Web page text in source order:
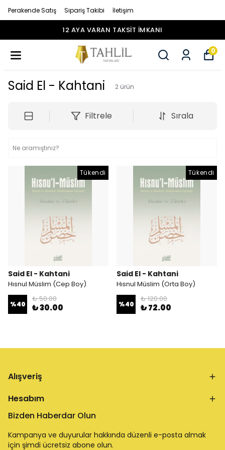
Perakende Satış Sipariş Takibi İletişim
12 AYA VARAN TAKSİT İMKANI
0
Said El - Kahtani 2 ürün
Filtrele Sırala
Tükendi
Said El - Kahtani
Hısnul Müslim (Cep Boy)
%40
₺ 50.00
₺ 30.00
Tükendi
Said El - Kahtani
Hısnul Müslim (Orta Boy)
%40
₺ 120.00
₺ 72.00
Alışveriş
Hesabım
Bizden Haberdar Olun
Kampanya ve duyurular hakkında düzenli e-posta almak
için şimdi ücretsiz abone olun.